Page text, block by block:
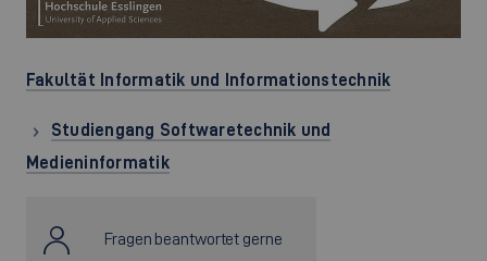
Fakultät Informatik und Informationstechnik
Studiengang Softwaretechnik und
Medieninformatik
Fragen beantwortet gerne